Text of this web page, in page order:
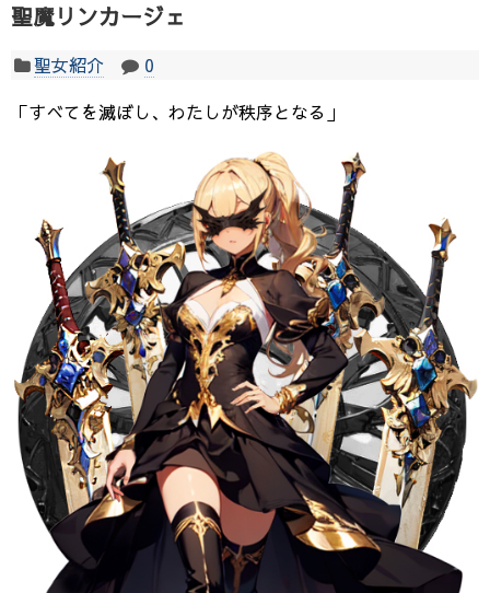
聖魔リンカージェ
聖女紹介
0
「すべてを滅ぼし、わたしが秩序となる」